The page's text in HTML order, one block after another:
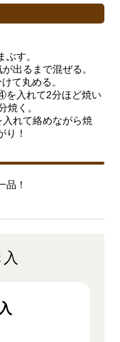
す。
出るまで混ぜる。
て丸める。
入れて2分ほど焼い
焼く。
れて絡めながら焼
り！
品！